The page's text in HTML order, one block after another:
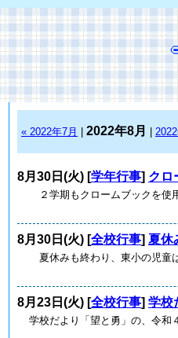
« 2022年7月 2022年8月
8月30日(火) [学年行事] クロ
２学期もクロームブックを使
8月30日(火) [全校行事] 夏休
夏休みも終わり、東小の児童
8月23日(火) [全校行事] 学校
学校だより「望と勇」の、令和